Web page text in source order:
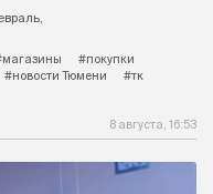
#покупки
#новости Тюмени #тк
8 августа, 16:53